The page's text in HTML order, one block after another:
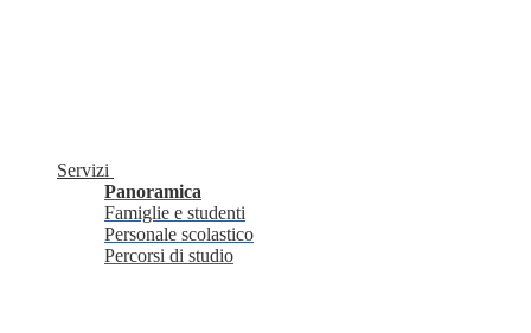
Servizi
Panoramica
Famiglie e studenti
Personale scolastico
Percorsi di studio